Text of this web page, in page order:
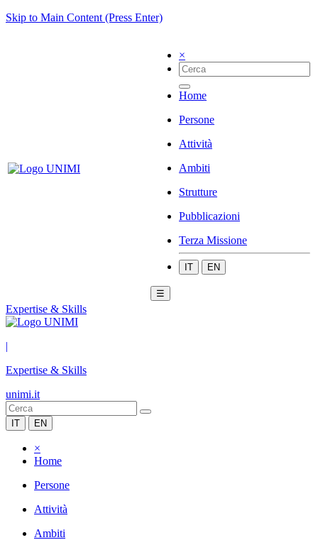
Skip to Main Content (Press Enter)
×
Home
Persone
Attività
Ambiti
Strutture
Pubblicazioni
Terza Missione
IT EN
☰
Expertise & Skills
|
Expertise & Skills
unimi.it
IT EN
×
Home
Persone
Attività
Ambiti